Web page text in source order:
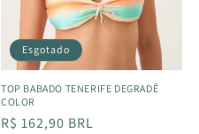
Esgotado
TOP BABADO TENERIFE DEGRADÊ
COLOR
Preço
R$ 162,90 BRL